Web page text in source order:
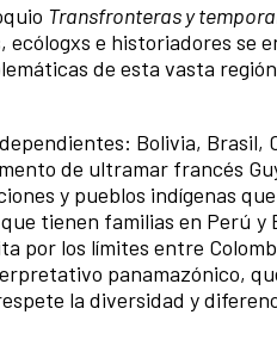
Transfronteras y
e historiadores se
de esta vasta
Bolivia, Brasil,
de ultramar francés
y pueblos indígenas
tienen familias en Perú y
por los límites entre
panamazónico,
la diversidad y